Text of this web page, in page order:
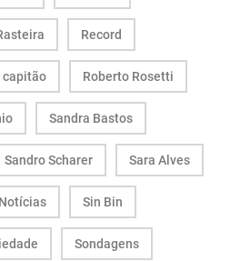
Record
capitão Roberto Rosetti
Sandra Bastos
Sandro Scharer Sara Alves
Sin Bin
Sondagens